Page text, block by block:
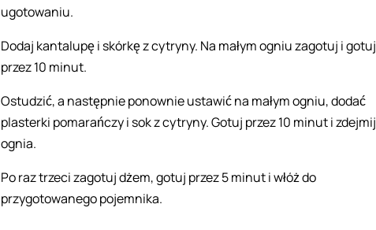
ugotowaniu.
Dodaj kantalupę i skórkę z cytryny. Na małym ogniu zagotuj i gotuj
przez 10 minut.
Ostudzić, a następnie ponownie ustawić na małym ogniu, dodać
plasterki pomarańczy i sok z cytryny. Gotuj przez 10 minut i
ognia.
Po raz trzeci zagotuj dżem, gotuj przez 5 minut i włóż do
przygotowanego pojemnika.